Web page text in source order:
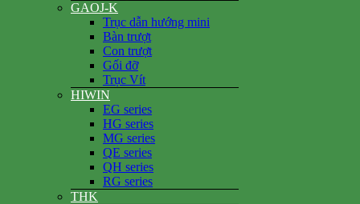
GAOJ-K
Trục dẫn hướng mini
Bàn trượt
Con trượt
Gối đỡ
Trục Vít
HIWIN
EG series
HG series
MG series
QE series
QH series
RG series
THK